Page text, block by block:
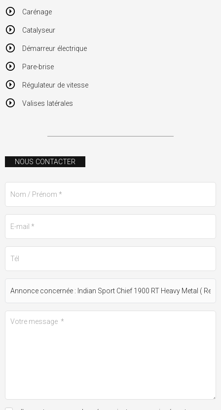
Carénage
Catalyseur
Démarreur électrique
Pare-brise
Régulateur de vitesse
Valises latérales
NOUS CONTACTER